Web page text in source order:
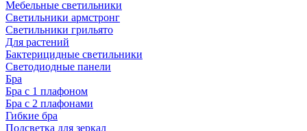
Мебельные светильники
Светильники армстронг
Светильники грильято
Для растений
Бактерицидные светильники
Светодиодные панели
Бра
Бра с 1 плафоном
Бра с 2 плафонами
Гибкие бра
Подсветка для зеркал